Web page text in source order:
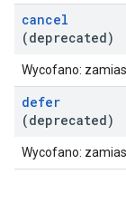
cancel
(deprecated)
Wycofano:
defer
(deprecated)
Wycofano: